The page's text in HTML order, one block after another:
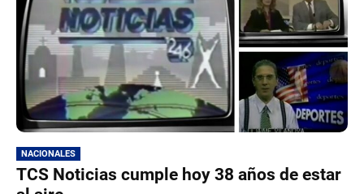
NACIONALES
TCS Noticias cumple hoy 38 años de estar